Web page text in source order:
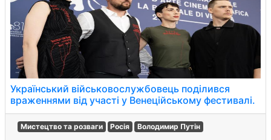
Український військовослужбовець поділився
враженнями від участі у Венеційському фестивалі.
Мистецтво та розваги Росія Володимир Путін